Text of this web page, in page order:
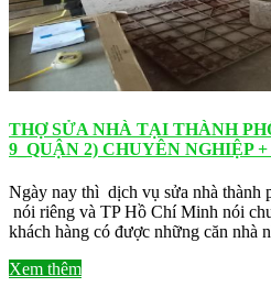
THỢ SỬA NHÀ TẠI THÀNH
9_QUẬN 2) CHUYÊN NGHIỆP
Ngày nay thì dịch vụ sửa nhà thành
nói riêng và TP Hồ Chí Minh nói
khách hàng có được những căn nhà
Xem thêm